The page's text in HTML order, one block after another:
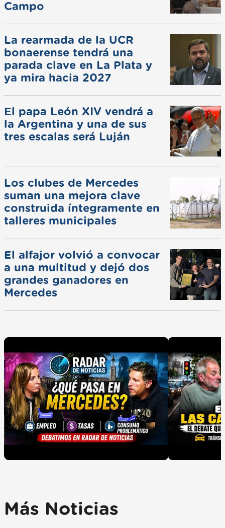
Campo
La rearmada de la UCR
bonaerense tendrá una
parada clave en La Plata y
ya mira hacia 2027
El papa León XIV vendrá a
la Argentina y una de sus
tres escalas será Luján
Los clubes de Mercedes
suman una mejora clave
construida íntegramente en
talleres municipales
El alfajor volvió a convocar
a una multitud y dejó dos
grandes ganadores en
Mercedes
Más Noticias